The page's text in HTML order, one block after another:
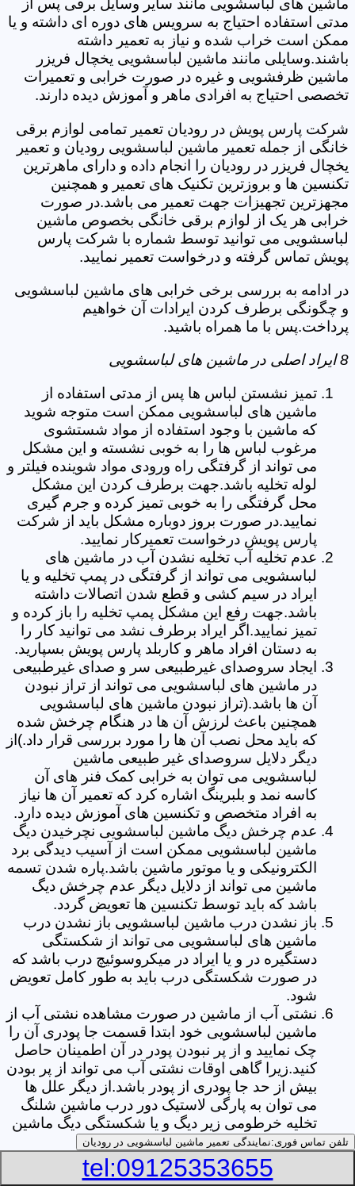
ماشین های لباسشویی مانند سایر وسایل برقی پس از
مدتی استفاده احتیاج به سرویس های دوره ای داشته و یا
ممکن است خراب شده و نیاز به تعمیر داشته
باشند.وسایلی مانند ماشین لباسشویی یخچال فریزر
ماشین ظرفشویی و غیره در صورت خرابی و تعمیرات
تخصصی احتیاج به افرادی ماهر و آموزش دیده دارند.
شرکت پارس پویش در رودیان تعمیر تمامی لوازم برقی
خانگی از جمله تعمیر ماشین لباسشویی رودیان و تعمیر
یخچال فریزر در رودیان را انجام داده و دارای ماهرترین
تکنسین ها و بروزترین تکنیک های تعمیر و همچنین
مجهزترین تجهیزات جهت تعمیر می باشد.در صورت
خرابی هر یک از لوازم برقی خانگی بخصوص ماشین
لباسشویی می توانید توسط شماره با شرکت پارس
پویش تماس گرفته و درخواست تعمیر نمایید.
در ادامه به بررسی برخی خرابی های ماشین لباسشویی
و چگونگی برطرف کردن ایرادات آن خواهیم
پرداخت.پس با ما همراه باشید.
8 ایراد اصلی در ماشین های لباسشویی
تمیز نشستن لباس ها پس از مدتی استفاده از
ماشین های لباسشویی ممکن است متوجه شوید
که ماشین با وجود استفاده از مواد شستشوی
مرغوب لباس ها را به خوبی نشسته و این مشکل
می تواند از گرفتگی راه ورودی مواد شوینده فیلتر و
لوله تخلیه باشد.جهت برطرف کردن این مشکل
محل گرفتگی را به خوبی تمیز کرده و جرم گیری
نمایید.در صورت بروز دوباره مشکل باید از شرکت
پارس پویش درخواست تعمیرکار نمایید.
عدم تخلیه آب تخلیه نشدن آب در ماشین های
لباسشویی می تواند از گرفتگی در پمپ تخلیه و یا
ایراد در سیم کشی و قطع شدن اتصالات داشته
باشد.جهت رفع این مشکل پمپ تخلیه را باز کرده و
تمیز نمایید.اگر ایراد برطرف نشد می توانید کار را
به دستان افراد ماهر و کاربلد پارس پویش بسپارید.
ایجاد سروصدای غیرطبیعی سر و صدای غیرطبیعی
در ماشین های لباسشویی می تواند از تراز نبودن
آن ها باشد.(تراز نبودن ماشین های لباسشویی
همچنین باعث لرزش آن ها در هنگام چرخش شده
که باید محل نصب آن ها را مورد بررسی قرار داد.)از
دیگر دلایل سروصدای غیر طبیعی ماشین
لباسشویی می توان به خرابی کمک فنر های آن
کاسه نمد و بلبرینگ اشاره کرد که تعمیر آن ها نیاز
به افراد متخصص و تکنسین های آموزش دیده دارد.
عدم چرخش دیگ ماشین لباسشویی نچرخیدن دیگ
ماشین لباسشویی ممکن است از آسیب دیدگی برد
الکترونیکی و یا موتور ماشین باشد.پاره شدن تسمه
ماشین می تواند از دلایل دیگر عدم چرخش دیگ
باشد که باید توسط تکنسین ها تعویض گردد.
باز نشدن درب ماشین لباسشویی باز نشدن درب
ماشین های لباسشویی می تواند از شکستگی
دستگیره در و یا ایراد در میکروسوئیچ درب باشد که
در صورت شکستگی درب باید به طور کامل تعویض
شود.
نشتی آب از ماشین در صورت مشاهده نشتی آب از
ماشین لباسشویی خود ابتدا قسمت جا پودری آن را
چک نمایید و از پر نبودن پودر در آن اطمینان حاصل
کنید.زیرا گاهی اوقات نشتی آب می تواند از پر بودن
بیش از حد جا پودری از پودر باشد.از دیگر علل ها
می توان به پارگی لاستیک دور درب ماشین شلنگ
تخلیه خرطومی زیر دیگ و یا شکستگی دیگ ماشین
های لباسشویی اشاره کرد.
خشک نکردن لباس ها یکی از بیشترین علل های
خشک نکردن لباس ها توسط ماشین های
تلفن تماس فوری:نمایندگی تعمیر ماشین لباسشویی در رودیان
tel:09125353655